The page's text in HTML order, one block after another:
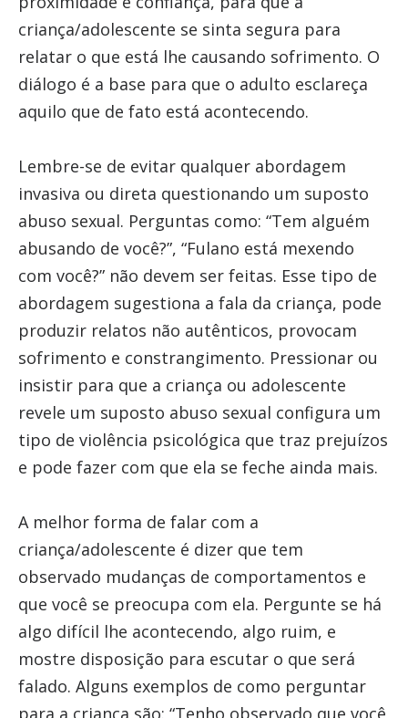
criança/adolescente se sinta segura para
relatar o que está lhe causando sofrimento. O
diálogo é a base para que o adulto esclareça
aquilo que de fato está acontecendo.
Lembre-se de evitar qualquer abordagem
invasiva ou direta questionando um suposto
abuso sexual. Perguntas como: “Tem alguém
abusando de você?”, “Fulano está mexendo
com você?” não devem ser feitas. Esse tipo de
abordagem sugestiona a fala da criança, pode
produzir relatos não autênticos, provocam
sofrimento e constrangimento. Pressionar ou
insistir para que a criança ou adolescente
revele um suposto abuso sexual configura um
tipo de violência psicológica que traz prejuízos
e pode fazer com que ela se feche ainda mais.
A melhor forma de falar com a
criança/adolescente é dizer que tem
observado mudanças de comportamentos e
que você se preocupa com ela. Pergunte se há
algo difícil lhe acontecendo, algo ruim, e
mostre disposição para escutar o que será
falado. Alguns exemplos de como perguntar
para a criança são: “Tenho observado que você